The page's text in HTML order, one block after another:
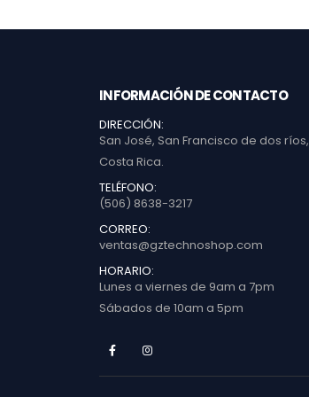
INFORMACIÓN DE CONTACTO
DIRECCIÓN:
San José, San Francisco de dos ríos,
Costa Rica.
TELÉFONO:
(506) 8638-3217
CORREO:
ventas@gztechnoshop.com
HORARIO:
Lunes a viernes de 9am a 7pm
Sábados de 10am a 5pm